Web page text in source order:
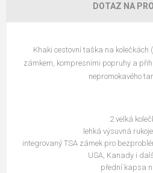
DOTAZ NA
Khaki cestovní taška na kolečkách
zámkem, kompresními popruhy a
nepromokavého
2 velká
lehká výsuvná
integrovaný TSA zámek pro
USA, Kanady i
přední kapsa